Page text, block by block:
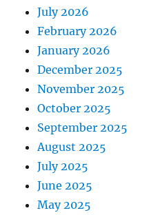
July 2026
February 2026
January 2026
December 2025
November 2025
October 2025
September 2025
August 2025
July 2025
June 2025
May 2025